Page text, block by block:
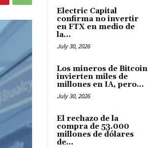
Electric Capital
confirma no invertir
en FTX en medio de
la...
July 30, 2026
Los mineros de Bitcoin
invierten miles de
millones en IA, pero...
July 30, 2026
El rechazo de la
compra de 53.000
millones de dólares
de...